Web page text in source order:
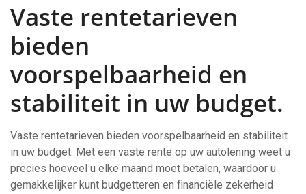
Vaste rentetarieven
bieden
voorspelbaarheid en
stabiliteit in uw budget.
Vaste rentetarieven bieden voorspelbaarheid en stabiliteit
in uw budget. Met een vaste rente op uw autolening weet u
precies hoeveel u elke maand moet betalen, waardoor u
gemakkelijker kunt budgetteren en financiële zekerheid